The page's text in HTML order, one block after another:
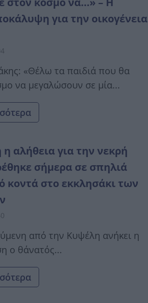
για την οικογένεια
«Θέλω τα παιδιά που θα
να μεγαλώσουν σε μία...
αλήθεια για την νεκρή
σήμερα σε σπηλιά
κοντά στο εκκλησάκι των
από την Κυψέλη ανήκει η
ο θάνατός...